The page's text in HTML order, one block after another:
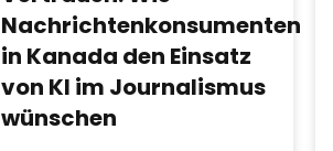
Nachrichtenkonsumenten
in Kanada den Einsatz
von KI im Journalismus
wünschen